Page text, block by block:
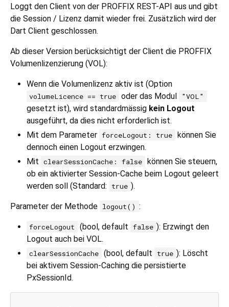
Loggt den Client von der PROFFIX REST-API aus und gibt
die Session / Lizenz damit wieder frei. Zusätzlich wird der
Dart Client geschlossen.
Ab dieser Version berücksichtigt der Client die PROFFIX
Volumenlizenzierung (VOL):
Wenn die Volumenlizenz aktiv ist (Option
volumeLicence == true oder das Modul "VOL"
gesetzt ist), wird standardmässig kein Logout
ausgeführt, da dies nicht erforderlich ist.
Mit dem Parameter forceLogout: true können Sie
dennoch einen Logout erzwingen.
Mit clearSessionCache: false können Sie steuern,
ob ein aktivierter Session-Cache beim Logout geleert
werden soll (Standard:
true ).
Parameter der Methode logout() :
forceLogout (bool, default false ): Erzwingt den
Logout auch bei VOL.
clearSessionCache (bool, default true ): Löscht
bei aktivem Session-Caching die persistierte
PxSessionId.